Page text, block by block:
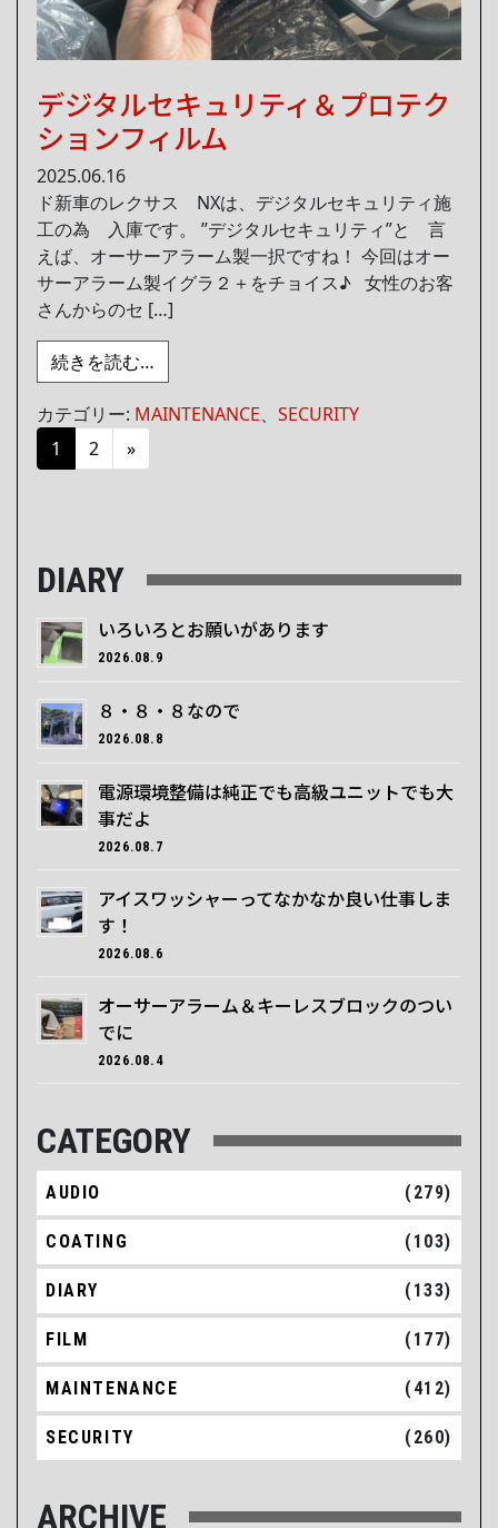
デジタルセキュリティ＆プロテク
ションフィルム
2025.06.16
ド新車のレクサス NXは、デジタルセキュリティ施
工の為 入庫です。 ”デジタルセキュリティ”と 言
えば、オーサーアラーム製一択ですね！ 今回はオー
サーアラーム製イグラ２＋をチョイス♪ 女性のお客
さんからのセ […]
続きを読む…
カテゴリー: MAINTENANCE、 SECURITY
投稿ナビゲーション
1 2 »
DIARY
いろいろとお願いがあります
2026.08.9
８・８・８なので
2026.08.8
電源環境整備は純正でも高級ユニットでも大
事だよ
2026.08.7
アイスワッシャーってなかなか良い仕事しま
す！
2026.08.6
オーサーアラーム＆キーレスブロックのつい
でに
2026.08.4
CATEGORY
AUDIO (279)
COATING (103)
DIARY (133)
FILM (177)
MAINTENANCE (412)
SECURITY (260)
ARCHIVE